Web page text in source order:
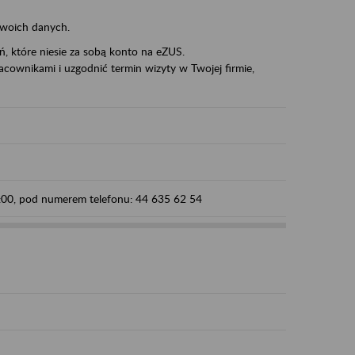
danych.
które niesie za sobą konto na eZUS.
i uzgodnić termin wizyty w Twojej firmie,
pod numerem telefonu: 44 635 62 54